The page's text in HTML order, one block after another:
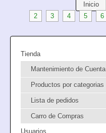
Inicio
2
3 4 5 6
Tienda
Mantenimiento de Cuenta
Productos por categorias
Lista de pedidos
Carro de Compras
Usuarios